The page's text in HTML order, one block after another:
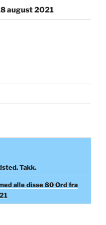
august 2021
Takk.
alle disse 80 Ord fra